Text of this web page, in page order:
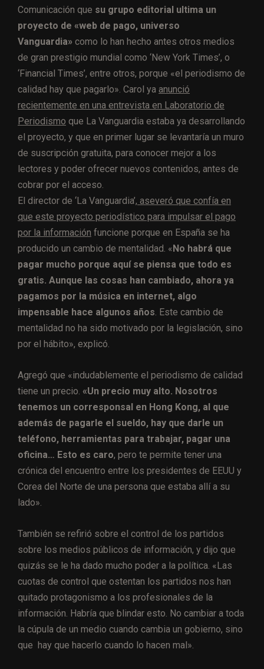
Comunicación que su grupo editorial ultima un
proyecto de «web de pago, universo
Vanguardia» como lo han hecho antes otros medios
de gran prestigio mundial como ‘New York Times’, o
‘Financial Times’, entre otros, porque «el periodismo de
calidad hay que pagarlo». Carol ya anunció
recientemente en una entrevista en Laboratorio de
Periodismo que La Vanguardia estaba ya desarrollando
el proyecto, y que en primer lugar se levantaría un muro
de suscripción gratuita, para conocer mejor a los
lectores y poder ofrecer nuevos contenidos, antes de
cobrar por el acceso.
El director de ‘La Vanguardia’, aseveró que confía en
que este proyecto periodístico para impulsar el pago
por la información funcione porque en España se ha
producido un cambio de mentalidad. «No habrá que
pagar mucho porque aquí se piensa que todo es
gratis. Aunque las cosas han cambiado, ahora ya
pagamos por la música en internet, algo
impensable hace algunos años . Este cambio de
mentalidad no ha sido motivado por la legislación, sino
por el hábito», explicó.
Agregó que «indudablemente el periodismo de calidad
tiene un precio. «Un precio muy alto. Nosotros
tenemos un corresponsal en Hong Kong, al que
además de pagarle el sueldo, hay que darle un
teléfono, herramientas para trabajar, pagar una
oficina… Esto es caro, pero te permite tener una
crónica del encuentro entre los presidentes de EEUU y
Corea del Norte de una persona que estaba allí a su
lado».
También se refirió sobre el control de los partidos
sobre los medios públicos de información, y dijo que
quizás se le ha dado mucho poder a la política. «Las
cuotas de control que ostentan los partidos nos han
quitado protagonismo a los profesionales de la
información. Habría que blindar esto. No cambiar a toda
la cúpula de un medio cuando cambia un gobierno, sino
que hay que hacerlo cuando lo hacen mal».